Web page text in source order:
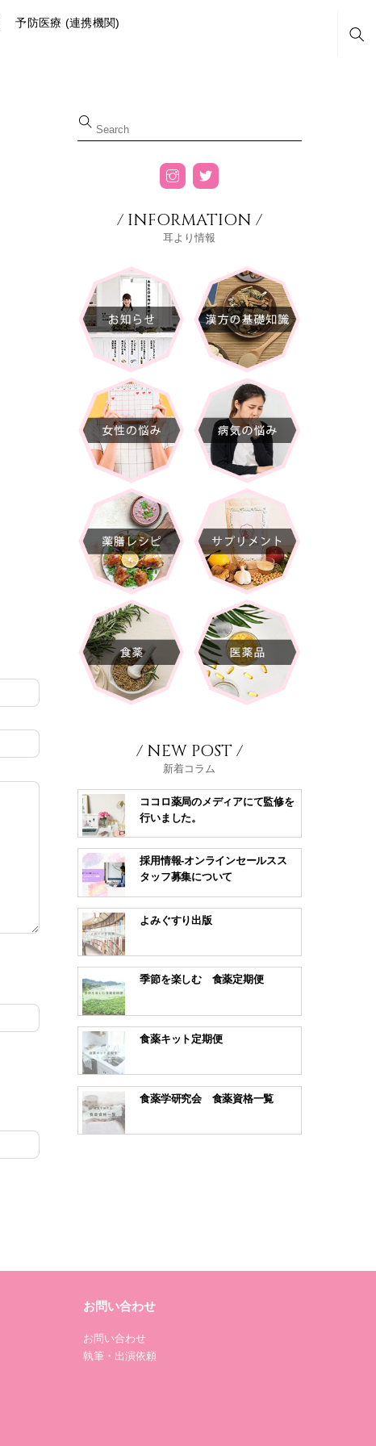
予防医療 (連携機関)
/ INFORMATION /
耳より情報
/ NEW POST /
新着コラム
ココロ薬局のメディアにて監修を
行いました。
採用情報-オンラインセールスス
タッフ募集について
よみぐすり出版
季節を楽しむ 食薬定期便
食薬キット定期便
食薬学研究会 食薬資格一覧
お問い合わせ
お問い合わせ
執筆・出演依頼